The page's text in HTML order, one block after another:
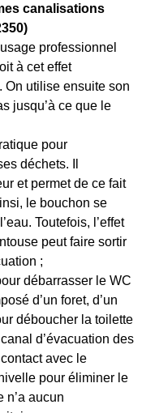
canalisations
professionnel
à cet effet
On utilise ensuite son
jusqu’à ce que le
pour
déchets. Il
et permet de ce fait
le bouchon se
Toutefois, l’effet
peut faire sortir
;
débarrasser le WC
d’un foret, d’un
déboucher la toilette
d’évacuation des
avec le
pour éliminer le
n’a aucun